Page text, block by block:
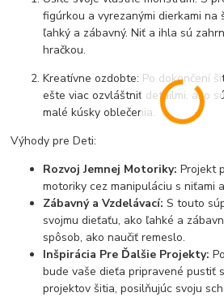
figúrkou a vyrezanými dierkami
ľahký a zábavný. Niť a ihla sú
hračkou.
Kreatívne ozdobte: Po dokončení
ešte viac ozvláštniť detailmi, ako
malé kúsky oblečenia.
Výhody pre Deti:
Rozvoj Jemnej Motoriky: Projekt
motoriky cez manipuláciu s niťami
Zábavný a Vzdelávací: S touto
svojmu dieťaťu, ako ľahké a
spôsob, ako naučiť remeslo.
Inšpirácia Pre Ďalšie Projekty:
bude vaše dieťa pripravené pustiť
projektov šitia, posilňujúc svoju